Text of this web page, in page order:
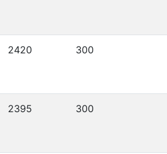
2420 300
2395 300